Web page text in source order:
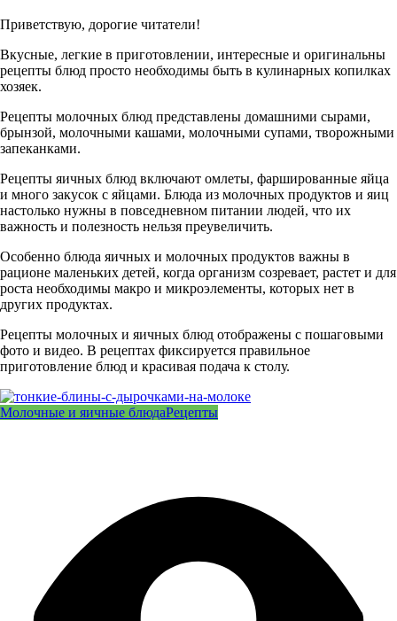
Приветствую, дорогие читатели!
Вкусные, легкие в приготовлении, интересные и оригинальны
рецепты блюд просто необходимы быть в кулинарных копилках
хозяек.
Рецепты молочных блюд представлены домашними сырами,
брынзой, молочными кашами, молочными супами, творожными
запеканками.
Рецепты яичных блюд включают омлеты, фаршированные яйца
и много закусок с яйцами. Блюда из молочных продуктов и яиц
настолько нужны в повседневном питании людей, что их
важность и полезность нельзя преувеличить.
Особенно блюда яичных и молочных продуктов важны в
рационе маленьких детей, когда организм созревает, растет и для
роста необходимы макро и микроэлементы, которых нет в
других продуктах.
Рецепты молочных и яичных блюд отображены с пошаговыми
фото и видео. В рецептах фиксируется правильное
приготовление блюд и красивая подача к столу.
Молочные и яичные блюдаРецепты